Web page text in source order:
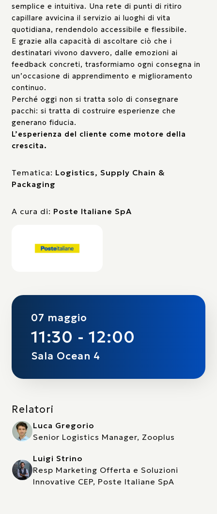
semplice e intuitiva. Una rete di punti di ritiro
capillare avvicina il servizio ai luoghi di vita
quotidiana, rendendolo accessibile e flessibile.
E grazie alla capacità di ascoltare ciò che i
destinatari vivono davvero, dalle emozioni ai
feedback concreti, trasformiamo ogni consegna in
un’occasione di apprendimento e miglioramento
continuo.
Perché oggi non si tratta solo di consegnare
pacchi: si tratta di costruire esperienze che
generano fiducia.
L’esperienza del cliente come motore della
crescita.
Tematica: Logistics, Supply Chain &
Packaging
A cura di: Poste Italiane SpA
07 maggio
11:30 - 12:00
Sala Ocean 4
Relatori
Luca Gregorio
Senior Logistics Manager, Zooplus
Luigi Strino
Resp Marketing Offerta e Soluzioni
Innovative CEP, Poste Italiane SpA